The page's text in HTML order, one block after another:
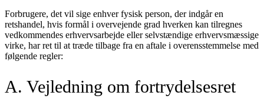
Forbrugere, det vil sige enhver fysisk person, der indgår en
retshandel, hvis formål i overvejende grad hverken kan tilregnes
vedkommendes erhvervsarbejde eller selvstændige erhvervsmæssige
virke, har ret til at træde tilbage fra en aftale i overensstemmelse med
følgende regler:
A. Vejledning om fortrydelsesret